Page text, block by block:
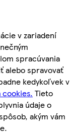
v zariadení
spracúvania
alebo spravovať
kedykoľvek v
cookies. Tieto
údaje o
akým vám